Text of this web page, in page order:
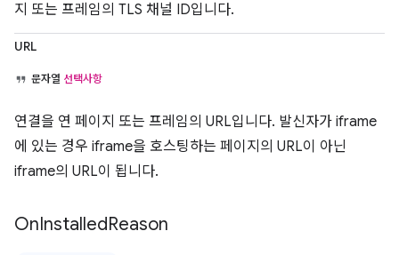
지 또는 프레임의 TLS 채널 ID입니다.
URL
문자열 선택사항
연결을 연 페이지 또는 프레임의 URL입니다. 발신자가 iframe
에 있는 경우 iframe을 호스팅하는 페이지의 URL이 아닌
iframe의 URL이 됩니다.
OnInstalledReason